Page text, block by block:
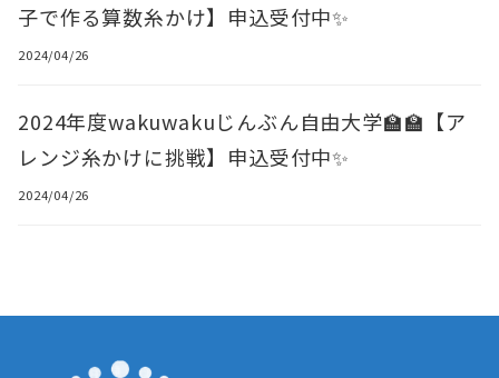
子で作る算数糸かけ】申込受付中✨
2024/04/26
2024年度wakuwakuじんぶん自由大学🏫🏫【ア
レンジ糸かけに挑戦】申込受付中✨
2024/04/26